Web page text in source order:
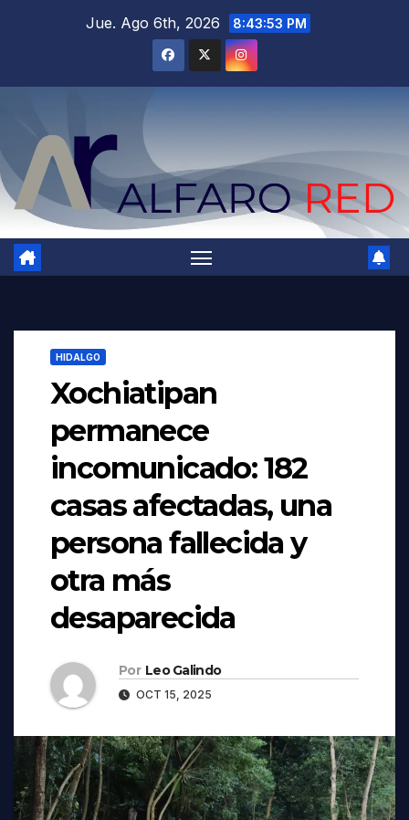
Jue. Ago 6th, 2026 8:43:54 PM
HIDALGO
Xochiatipan
permanece
incomunicado: 182
casas afectadas, una
persona fallecida y
otra más
desaparecida
Por Leo Galindo
OCT 15, 2025